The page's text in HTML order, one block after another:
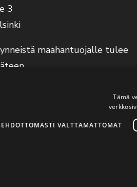
3
maahantuojalle tulee
Tämä
EHDOTTOMASTI VÄLTTÄMÄTTÖMÄT